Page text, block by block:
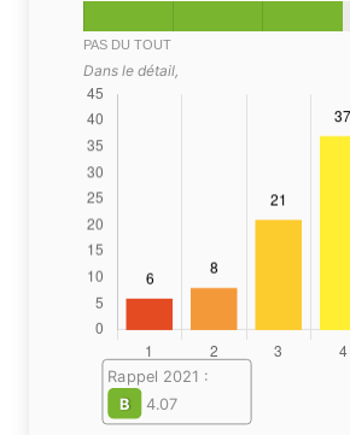
PAS DU TOUT
Dans le détail,
Rappel 2021 :
B
4.07